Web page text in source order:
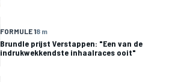
FORMULE 18 m
Brundle prijst Verstappen: "Een van de
indrukwekkendste inhaalraces ooit"